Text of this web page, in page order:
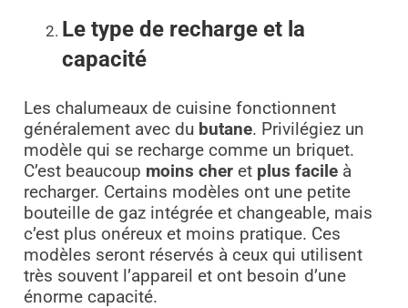
Le type de recharge et la
capacité
Les chalumeaux de cuisine fonctionnent
généralement avec du butane. Privilégiez un
modèle qui se recharge comme un briquet.
C’est beaucoup moins cheret plus facileà
recharger. Certains modèles ont une petite
bouteille de gaz intégrée et changeable, mais
c’est plus onéreux et moins pratique. Ces
modèles seront réservés à ceux qui utilisent
très souvent l’appareil et ont besoin d’une
énorme capacité.